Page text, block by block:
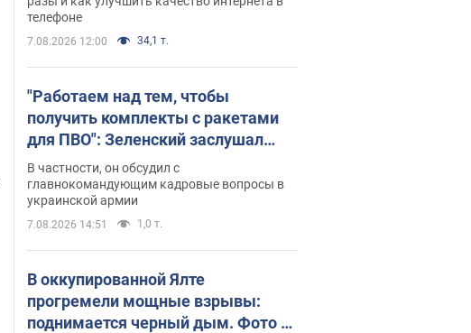
телефоне
7.08.2026 12:00 34,1 т.
"Работаем над тем, чтобы
получить комплекты с ракетами
для ПВО": Зеленский заслушал
доклад Драпатого и объявил о
новых мерах
В частности, он обсудил с
главнокомандующим кадровые вопросы в
украинской армии
7.08.2026 14:51 1,0 т.
В оккупированной Ялте
прогремели мощные взрывы:
поднимается черный дым. Фото и